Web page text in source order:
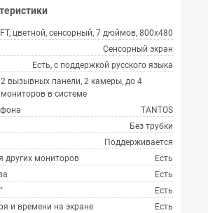
цветной, сенсорный, 7 дюймов, 800х480
Сенсорный экран
Есть, с поддержкой русского языка
2 вызывных панели, 2 камеры, до 4
мониторов в системе
TANTOS
Без трубки
Поддерживается
других мониторов
Есть
Есть
Есть
и времени на экране
Есть